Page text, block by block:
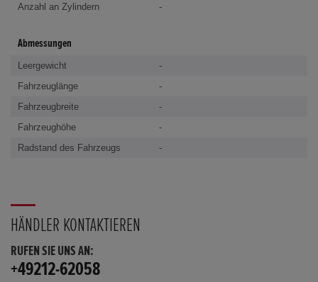
Anzahl an Zylindern
-
Abmessungen
Leergewicht
-
Fahrzeuglänge
-
Fahrzeugbreite
-
Fahrzeughöhe
-
Radstand des Fahrzeugs
-
HÄNDLER KONTAKTIEREN
RUFEN SIE UNS AN:
+49212-62058